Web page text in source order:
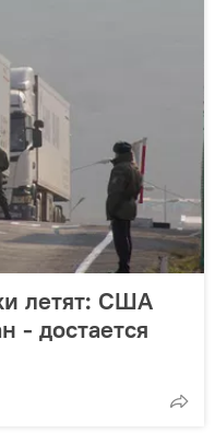
летят: США
- достается